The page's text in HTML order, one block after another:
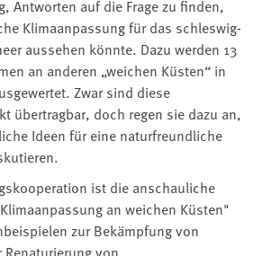
Antworten auf die Frage zu finden,
Klimaanpassung für das schleswig-
aussehen könnte. Dazu werden 13
an anderen „weichen Küsten“ in
Zwar sind diese
übertragbar, doch regen sie dazu an,
Ideen für eine naturfreundliche
ist die anschauliche
an weichen Küsten"
zur Bekämpfung von
von